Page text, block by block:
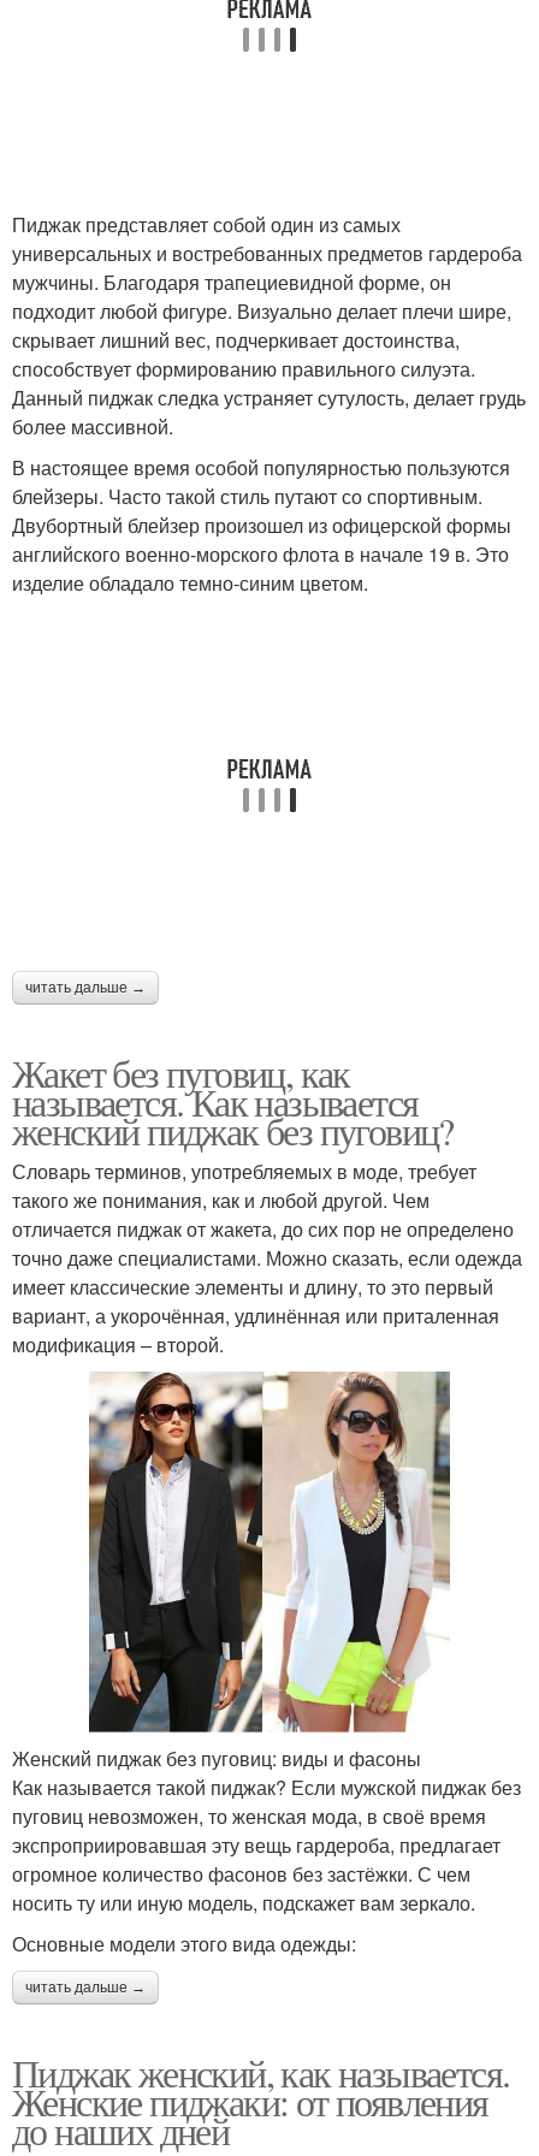
Пиджак представляет собой один из самых
универсальных и востребованных предметов гардероба
мужчины. Благодаря трапециевидной форме, он
подходит любой фигуре. Визуально делает плечи шире,
скрывает лишний вес, подчеркивает достоинства,
способствует формированию правильного силуэта.
Данный пиджак следка устраняет сутулость, делает грудь
более массивной.
В настоящее время особой популярностью пользуются
блейзеры. Часто такой стиль путают со спортивным.
Двубортный блейзер произошел из офицерской формы
английского военно-морского флота в начале 19 в. Это
изделие обладало темно-синим цветом.
читать дальше →
Жакет без пуговиц, как
называется. Как называется
женский пиджак без пуговиц?
Словарь терминов, употребляемых в моде, требует
такого же понимания, как и любой другой. Чем
отличается пиджак от жакета, до сих пор не определено
точно даже специалистами. Можно сказать, если одежда
имеет классические элементы и длину, то это первый
вариант, а укорочённая, удлинённая или приталенная
модификация – второй.
Женский пиджак без пуговиц: виды и фасоны
Как называется такой пиджак? Если мужской пиджак без
пуговиц невозможен, то женская мода, в своё время
экспроприировавшая эту вещь гардероба, предлагает
огромное количество фасонов без застёжки. С чем
носить ту или иную модель, подскажет вам зеркало.
Основные модели этого вида одежды:
читать дальше →
Пиджак женский, как называется.
Женские пиджаки: от появления
до наших дней